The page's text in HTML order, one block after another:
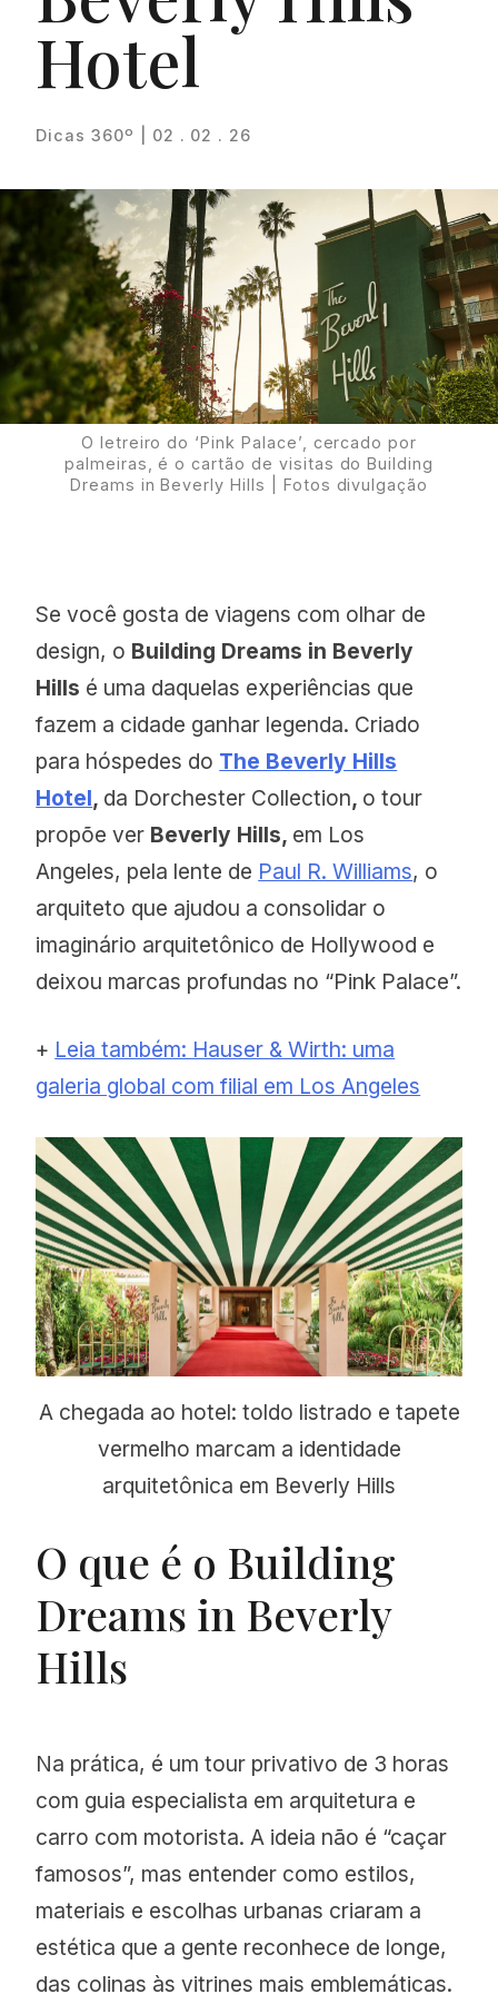
Hotel
Dicas 360º | 02 . 02 . 26
O letreiro do ‘Pink Palace’, cercado por
palmeiras, é o cartão de visitas do Building
Dreams in Beverly Hills | Fotos divulgação
Se você gosta de viagens com olhar de
design, o Building Dreams in Beverly
Hills é uma daquelas experiências que
fazem a cidade ganhar legenda. Criado
para hóspedes do The Beverly Hills
Hotel, da Dorchester Collection, o tour
propõe ver Beverly Hills, em Los
Angeles, pela lente de Paul R. Williams, o
arquiteto que ajudou a consolidar o
imaginário arquitetônico de Hollywood e
deixou marcas profundas no “Pink Palace”.
+ Leia também: Hauser & Wirth: uma
galeria global com filial em Los Angeles
A chegada ao hotel: toldo listrado e tapete
vermelho marcam a identidade
arquitetônica em Beverly Hills
O que é o Building
Dreams in Beverly
Hills
Na prática, é um tour privativo de 3 horas
com guia especialista em arquitetura e
carro com motorista. A ideia não é “caçar
famosos”, mas entender como estilos,
materiais e escolhas urbanas criaram a
estética que a gente reconhece de longe,
das colinas às vitrines mais emblemáticas.